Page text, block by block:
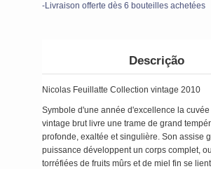
-Livraison offerte dès 6 bouteilles achetées
Descrição
Nicolas Feuillatte Collection vintage 2010
Symbole d'une année d'excellence la
vintage brut livre une trame de grand
profonde, exaltée et singulière. Son assise
puissance développent un corps complet,
torréfiées de fruits mûrs et de miel fin se